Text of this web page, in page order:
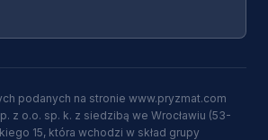
podanych na stronie www.pryzmat.com
z o.o. sp. k. z siedzibą we Wrocławiu (53-
15, która wchodzi w skład grupy